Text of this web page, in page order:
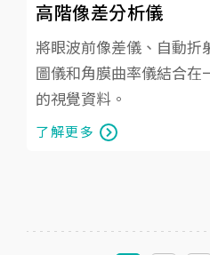
高階像差分析儀
將眼波前像差儀、自動折
圖儀和角膜曲率儀結合在
的視覺資料。
了解更多